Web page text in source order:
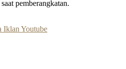
pemberangkatan.
Iklan Youtube